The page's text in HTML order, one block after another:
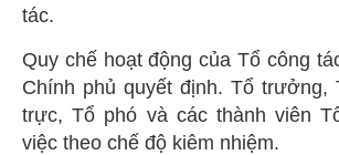
tác.
Quy chế hoạt động của Tổ công
Chính phủ quyết định. Tổ trưởng,
trực, Tổ phó và các thành viên
việc theo chế độ kiêm nhiệm.